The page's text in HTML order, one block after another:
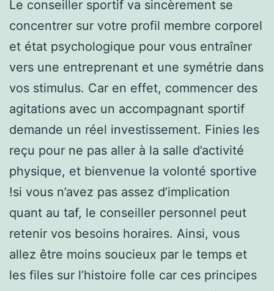
Le conseiller sportif va sincèrement se
concentrer sur votre profil membre corporel
et état psychologique pour vous entraîner
vers une entreprenant et une symétrie dans
vos stimulus. Car en effet, commencer des
agitations avec un accompagnant sportif
demande un réel investissement. Finies les
reçu pour ne pas aller à la salle d’activité
physique, et bienvenue la volonté sportive
!si vous n’avez pas assez d’implication
quant au taf, le conseiller personnel peut
retenir vos besoins horaires. Ainsi, vous
allez être moins soucieux par le temps et
les files sur l’histoire folle car ces principes